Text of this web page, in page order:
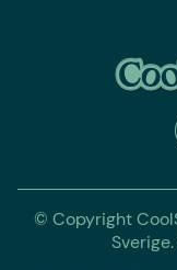
© Copyright